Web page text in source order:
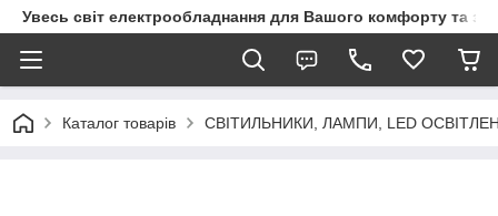
Увесь світ електрообладнання для Вашого комфорту та
Каталог товарів СВІТИЛЬНИКИ, ЛАМПИ, LED